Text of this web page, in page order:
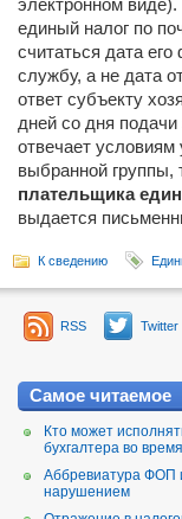
электронном
единый налог по
считаться дата
службу, а не дата
ответ субъекту
дней со дня
отвечает
выбранной группы,
плательщика
выдается
К сведению
RSS Twitter
Самое читаемое
Кто может
бухгалтера во
Аббревиатура ФОП
нарушением